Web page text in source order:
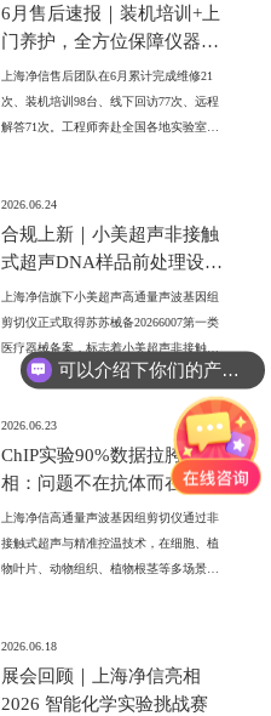
胶、柔性屏电极等精细化工与材料科学领
域。
6月售后速报｜装机培训+上
门养护，全方位保障仪器稳
定运行
上海净信售后团队在6月累计完成维修21
次、装机培训98台、线下回访77次、远程
解答71次。工程师奔赴全国各地实验室，
行，以专业服务为科研工作者保驾护航。
2026.06.24
合规上新｜小美超声非接触
式超声DNA样品前处理设备
全系列医疗器械备案完成
上海净信旗下小美超声高通量声波基因组
剪切仪正式取得苏苏械备20266007第一类
医疗器械备案，标志着小美超声非接触式
超声DNA样品前处理设备打通科研与临床
双赛道合规通道，可为基因组学、蛋白质
组学、临床测序等领域提供高通量的样本
前处理解决方案。
2026.06.23
ChIP实验90%数据拉胯的真
相：问题不在抗体而在染色
质打断
上海净信高通量声波基因组剪切仪通过非
接触式超声与精准控温技术，在细胞、植
物叶片、动物组织、植物根茎等多场景验
qPCR和ChIP-seq实验提供可靠前处理方
案。
2026.06.18
展会回顾｜上海净信亮相
2026 智能化学实验挑战赛
可以介绍下你们的产品么?